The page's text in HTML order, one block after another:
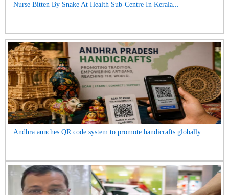
Nurse Bitten By Snake At Health Sub-Centre In Kerala...
Andhra aunches QR code system to promote handicrafts globally...